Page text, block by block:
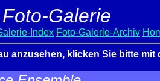
Galerie
Index Foto-Galerie-Archiv
anzusehen, klicken Sie bitte mit